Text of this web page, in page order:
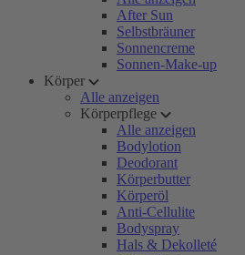
After Sun
Selbstbräuner
Sonnencreme
Sonnen-Make-up
Körper
Alle anzeigen
Körperpflege
Alle anzeigen
Bodylotion
Deodorant
Körperbutter
Körperöl
Anti-Cellulite
Bodyspray
Hals & Dekolleté